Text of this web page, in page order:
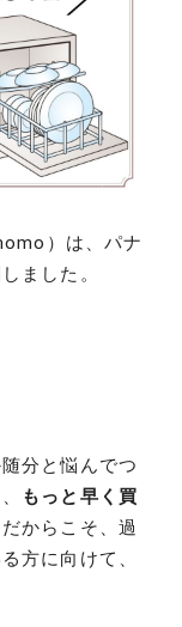
）は、パナ
ました。
分と悩んでつ
もっと早く買
からこそ、過
方に向けて、